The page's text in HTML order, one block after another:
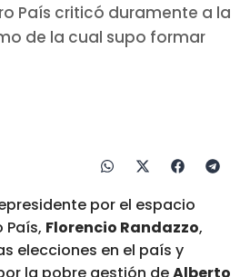
País criticó duramente a la
de la cual supo formar
por el espacio
País, Florencio Randazzo,
elecciones en el país y